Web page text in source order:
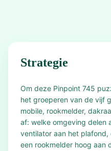
Strategie
Om deze Pinpoint 745
het groeperen van de vijf
mobile, rookmelder,
af: welke omgeving delen
ventilator aan het plafond,
een rookmelder hoog aan